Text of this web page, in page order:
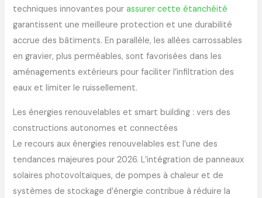
techniques innovantes pourassurer cette étanchéité
garantissent une meilleure protection et une durabilité
accrue des bâtiments. En parallèle, les allées carrossables
en gravier, plus perméables, sont favorisées dans les
aménagements extérieurs pour faciliter l’infiltration des
eaux et limiter le ruissellement.
Les énergies renouvelables et smart building : vers des
constructions autonomes et connectées
Le recours aux énergies renouvelables est l’une des
tendances majeures pour 2026. L’intégration de panneaux
solaires photovoltaïques, de pompes à chaleur et de
systèmes de stockage d’énergie contribue à réduire la